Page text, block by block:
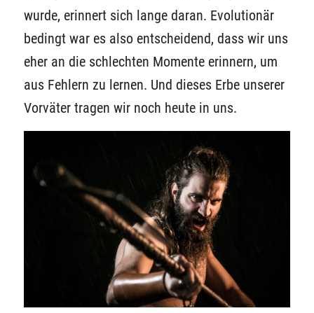
wurde, erinnert sich lange daran. Evolutionär
bedingt war es also entscheidend, dass wir uns
eher an die schlechten Momente erinnern, um
aus Fehlern zu lernen. Und dieses Erbe unserer
Vorväter tragen wir noch heute in uns.